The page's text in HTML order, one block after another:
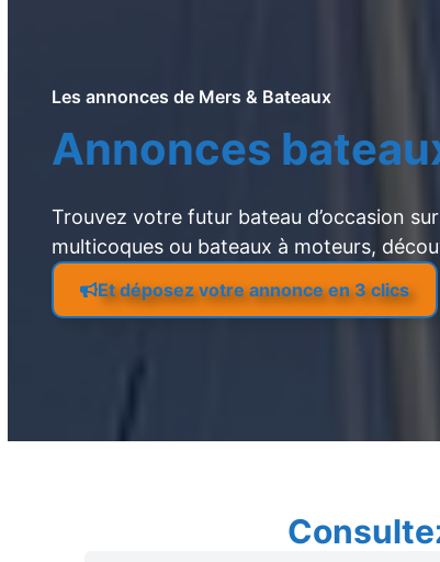
Les annonces de Mers & Bateaux
Annonces
Trouvez votre futur bateau d’occasion
multicoques ou bateaux à moteurs,
Et déposez votre annonce en 3 clics